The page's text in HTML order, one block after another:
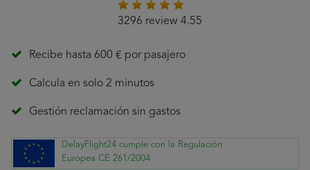
3296 review 4.55
Recibe hasta 600 € por pasajero
Calcula en solo 2 minutos
Gestión reclamación sin gastos
DelayFlight24 cumple con la Regulación
Europea CE 261/2004